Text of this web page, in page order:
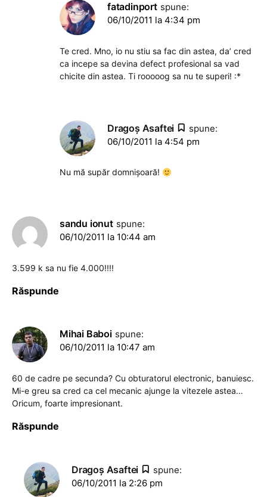
fatadinport spune:
06/10/2011 la 4:34 pm
Te cred. Mno, io nu stiu sa fac din astea, da’ cred
ca incepe sa devina defect profesional sa vad
chicite din astea. Ti rooooog sa nu te superi! :*
Dragoş Asaftei
spune:
06/10/2011 la 4:54 pm
Nu mă supăr domnișoară!
sandu ionut spune:
06/10/2011 la 10:44 am
3.599 k sa nu fie 4.000!!!!
Răspunde
Mihai Baboi spune:
06/10/2011 la 10:47 am
60 de cadre pe secunda? Cu obturatorul electronic, banuiesc.
Mi-e greu sa cred ca cel mecanic ajunge la vitezele astea…
Oricum, foarte impresionant.
Răspunde
Dragoş Asaftei
spune:
06/10/2011 la 2:26 pm